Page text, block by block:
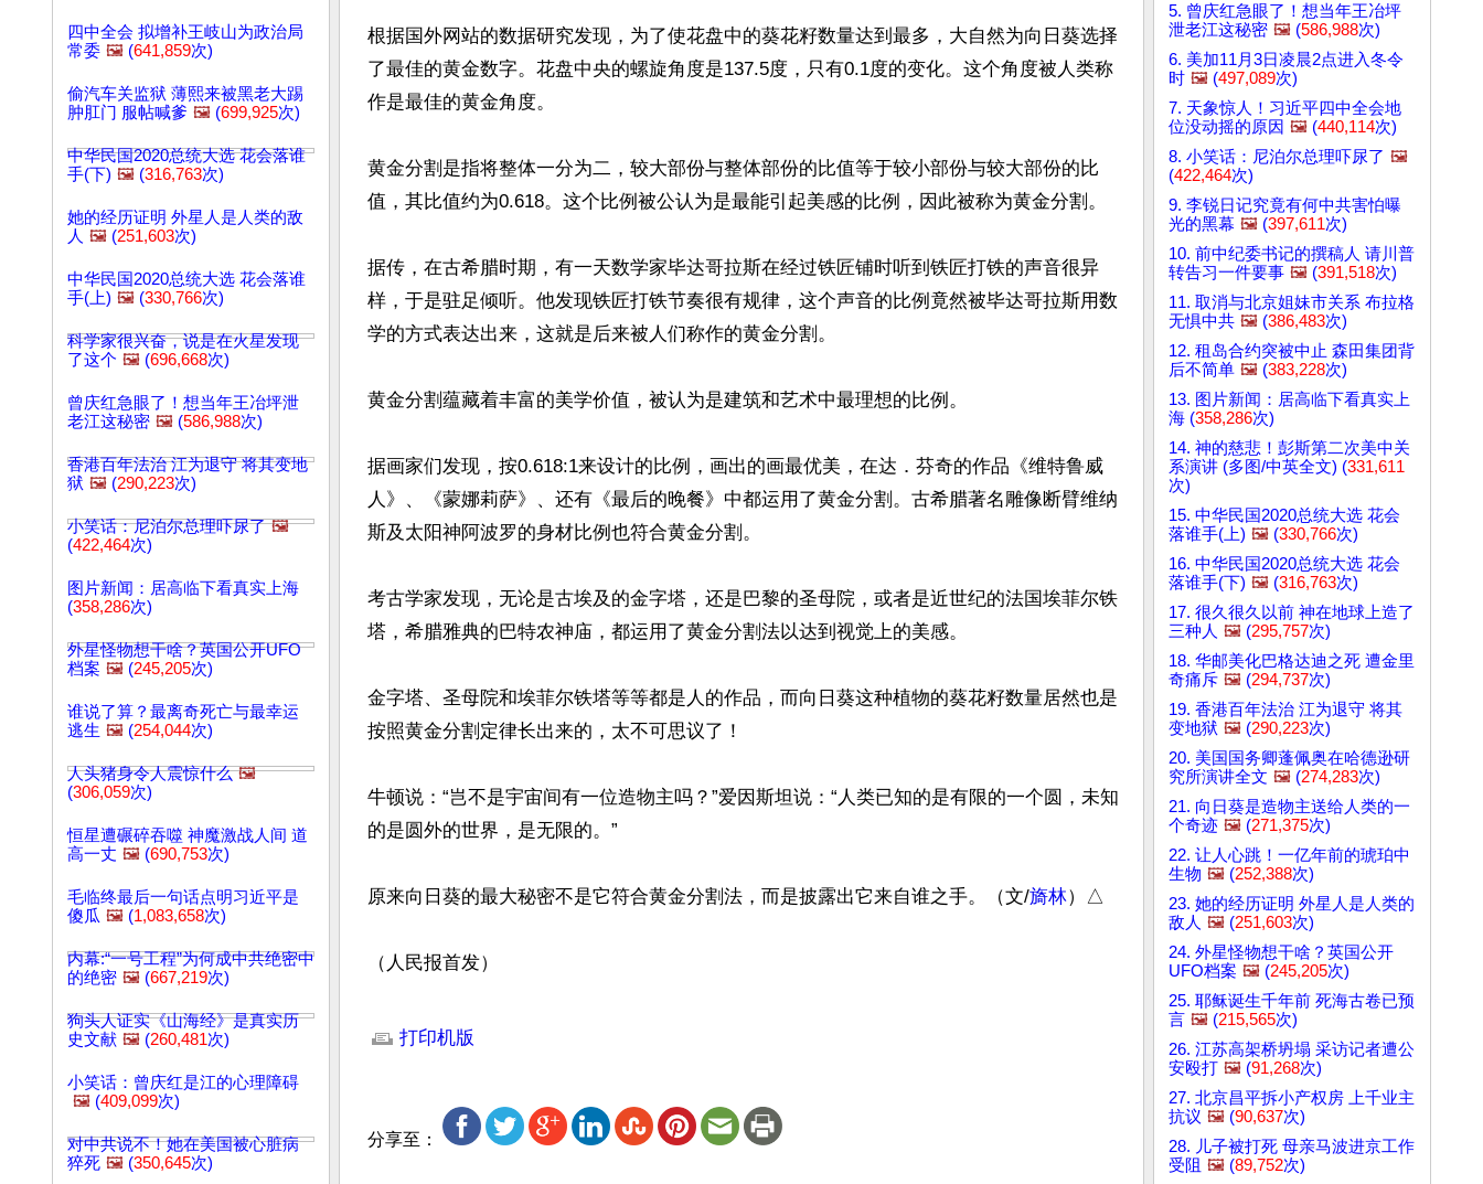
四中全会 拟增补王岐山为政治局
常委 🖼️ (641,859次)
偷汽车关监狱 薄熙来被黑老大踢
肿肛门 服帖喊爹 🖼️ (699,925次)
中华民国2020总统大选 花会落谁
手(下) 🖼️ (316,763次)
她的经历证明 外星人是人类的敌
人 🖼️ (251,603次)
中华民国2020总统大选 花会落谁
手(上) 🖼️ (330,766次)
科学家很兴奋，说是在火星发现
了这个 🖼️ (696,668次)
曾庆红急眼了！想当年王冶坪泄
老江这秘密 🖼️ (586,988次)
香港百年法治 江为退守 将其变地
狱 🖼️ (290,223次)
小笑话：尼泊尔总理吓尿了 🖼️
(422,464次)
图片新闻：居高临下看真实上海
(358,286次)
外星怪物想干啥？英国公开UFO
档案 🖼️ (245,205次)
谁说了算？最离奇死亡与最幸运
逃生 🖼️ (254,044次)
人头猪身令人震惊什么 🖼️
(306,059次)
恒星遭碾碎吞噬 神魔激战人间 道
高一丈 🖼️ (690,753次)
毛临终最后一句话点明习近平是
傻瓜 🖼️ (1,083,658次)
内幕:“一号工程”为何成中共绝密中
的绝密 🖼️ (667,219次)
狗头人证实《山海经》是真实历
史文献 🖼️ (260,481次)
小笑话：曾庆红是江的心理障碍
🖼️ (409,099次)
对中共说不！她在美国被心脏病
猝死 🖼️ (350,645次)
根据国外网站的数据研究发现，为了使花盘中的葵花籽数量达到最多，大自然为向日葵选择
了最佳的黄金数字。花盘中央的螺旋角度是137.5度，只有0.1度的变化。这个角度被人类称
作是最佳的黄金角度。
黄金分割是指将整体一分为二，较大部份与整体部份的比值等于较小部份与较大部份的比
值，其比值约为0.618。这个比例被公认为是最能引起美感的比例，因此被称为黄金分割。
据传，在古希腊时期，有一天数学家毕达哥拉斯在经过铁匠铺时听到铁匠打铁的声音很异
样，于是驻足倾听。他发现铁匠打铁节奏很有规律，这个声音的比例竟然被毕达哥拉斯用数
学的方式表达出来，这就是后来被人们称作的黄金分割。
黄金分割蕴藏着丰富的美学价值，被认为是建筑和艺术中最理想的比例。
据画家们发现，按0.618:1来设计的比例，画出的画最优美，在达．芬奇的作品《维特鲁威
人》、《蒙娜莉萨》、还有《最后的晚餐》中都运用了黄金分割。古希腊著名雕像断臂维纳
斯及太阳神阿波罗的身材比例也符合黄金分割。
考古学家发现，无论是古埃及的金字塔，还是巴黎的圣母院，或者是近世纪的法国埃菲尔铁
塔，希腊雅典的巴特农神庙，都运用了黄金分割法以达到视觉上的美感。
金字塔、圣母院和埃菲尔铁塔等等都是人的作品，而向日葵这种植物的葵花籽数量居然也是
按照黄金分割定律长出来的，太不可思议了！
牛顿说：“岂不是宇宙间有一位造物主吗？”爱因斯坦说：“人类已知的是有限的一个圆，未知
的是圆外的世界，是无限的。”
原来向日葵的最大秘密不是它符合黄金分割法，而是披露出它来自谁之手。（文/旖林）△
（人民报首发）
打印机版
分享至：
5. 曾庆红急眼了！想当年王冶坪
泄老江这秘密 🖼️ (586,988次)
6. 美加11月3日凌晨2点进入冬令
时 🖼️ (497,089次)
7. 天象惊人！习近平四中全会地
位没动摇的原因 🖼️ (440,114次)
8. 小笑话：尼泊尔总理吓尿了 🖼️
(422,464次)
9. 李锐日记究竟有何中共害怕曝
光的黑幕 🖼️ (397,611次)
10. 前中纪委书记的撰稿人 请川普
转告习一件要事 🖼️ (391,518次)
11. 取消与北京姐妹市关系 布拉格
无惧中共 🖼️ (386,483次)
12. 租岛合约突被中止 森田集团背
后不简单 🖼️ (383,228次)
13. 图片新闻：居高临下看真实上
海 (358,286次)
14. 神的慈悲！彭斯第二次美中关
系演讲 (多图/中英全文) (331,611
次)
15. 中华民国2020总统大选 花会
落谁手(上) 🖼️ (330,766次)
16. 中华民国2020总统大选 花会
落谁手(下) 🖼️ (316,763次)
17. 很久很久以前 神在地球上造了
三种人 🖼️ (295,757次)
18. 华邮美化巴格达迪之死 遭金里
奇痛斥 🖼️ (294,737次)
19. 香港百年法治 江为退守 将其
变地狱 🖼️ (290,223次)
20. 美国国务卿蓬佩奥在哈德逊研
究所演讲全文 🖼️ (274,283次)
21. 向日葵是造物主送给人类的一
个奇迹 🖼️ (271,375次)
22. 让人心跳！一亿年前的琥珀中
生物 🖼️ (252,388次)
23. 她的经历证明 外星人是人类的
敌人 🖼️ (251,603次)
24. 外星怪物想干啥？英国公开
UFO档案 🖼️ (245,205次)
25. 耶稣诞生千年前 死海古卷已预
言 🖼️ (215,565次)
26. 江苏高架桥坍塌 采访记者遭公
安殴打 🖼️ (91,268次)
27. 北京昌平拆小产权房 上千业主
抗议 🖼️ (90,637次)
28. 儿子被打死 母亲马波进京工作
受阻 🖼️ (89,752次)